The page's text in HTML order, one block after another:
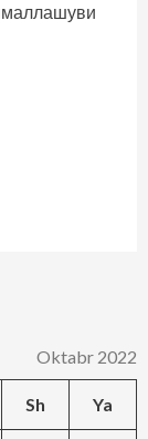
Oktabr 2022
Sh Ya